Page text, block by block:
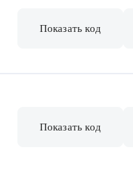
Показать код
Показать код